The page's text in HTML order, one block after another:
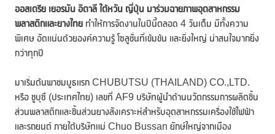
ออสเตรีย เยอรมัน อิตาลี ไต้หวัน ญี่ปุ่น มาร่วมฉายภาพอุตสาหกรรม
พลาสติกและยางไทย ทำให้การจัดงานในปีนี้ตลอด 4 วันเต็ม มีทั้งความ
พิเศษ อัดแน่นด้วยองค์ความรู้ โซลูชั่นที่เข้มข้น และยิ่งใหญ่ น่าสนใจมากยิ่ง
กว่าทุกปี
มาเริ่มต้นพาชมบูธแรก CHUBUTSU (THAILAND) CO.,LTD.
หรือ ชูบุซึ (ประเทศไทย) เลขที่ AF9 บริษัทผู้นำด้านนวัตกรรมการผลิตชิ้น
ส่วนพลาสติกและชิ้นส่วนยางสังเคราะห์สำหรับอุตสาหกรรมเครื่องใช้ไฟฟ้า
และรถยนต์ ภายใต้บริษัทแม่ Chuo Bussan ยักษ์ใหญ่จากเมือง